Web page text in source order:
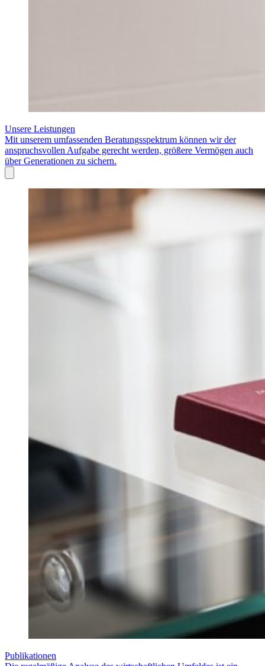
Unsere Leistungen
Mit unserem umfassenden Beratungsspektrum können wir der
anspruchsvollen Aufgabe gerecht werden, größere Vermögen auch
über Generationen zu sichern.
Publikationen